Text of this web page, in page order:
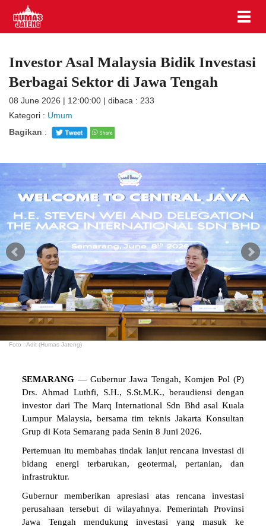
Investor Asal Malaysia Bidik Investasi
Berbagai Sektor di Jawa Tengah
08 June 2026 | 12:00:00 | dibaca : 233
Kategori : Umum
Bagikan :
Foto : Adit (Humas Jateng)
SEMARANG — Gubernur Jawa Tengah, Komjen Pol (P)
Drs. Ahmad Luthfi, S.H., S.St.M.K., beraudiensi dengan
investor dari The Marq International Sdn Bhd asal Kuala
Lumpur Malaysia, bersama tim teknis Jakarta Konsultan
Grup di Kota Semarang pada Senin 8 Juni 2026.
Pertemuan itu membahas tindak lanjut rencana investasi di
bidang energi terbarukan, geotermal, pertanian, dan
infrastruktur.
Gubernur memberikan apresiasi atas rencana investasi
perusahaan tersebut di wilayahnya. Pemerintah Provinsi
Jawa Tengah mendukung investasi yang masuk ke